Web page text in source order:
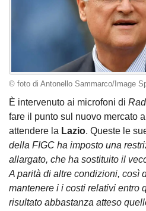
© foto di Antonello Sammarco/Image
È intervenuto ai microfoni di
fare il punto sul nuovo mercato
attendere la Lazio. Queste le
della FIGC ha imposto una
allargato, che ha sostituito il
A parità di altre condizioni, così
mantenere i i costi relativi entro
risultato abbastanza atteso